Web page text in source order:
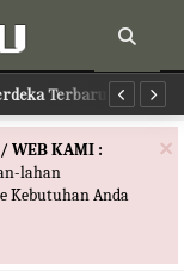
Merdeka Terbaru
Terbaru
×
WEB KAMI :
lahan
Kebutuhan Anda